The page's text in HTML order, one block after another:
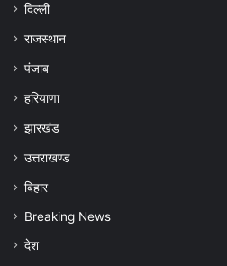
दिल्ली
राजस्थान
पंजाब
हरियाणा
झारखंड
उत्तराखण्ड
बिहार
Breaking News
देश